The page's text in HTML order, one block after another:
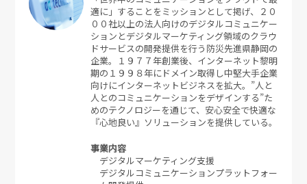
適に」することをミッションとして掲げ、２０
００社以上の法人向けのデジタルコミュニケー
ションとデジタルマーケティング領域のクラウ
ドサービスの開発提供を行う防災先進県静岡の
企業。１９７７年創業後、インターネット黎明
期の１９９８年にドメイン取得し中堅大手企業
向けにインターネットビジネスを拡大。”人と
人とのコミュニケーションをデザインする”た
めのテクノロジーを通じて、安心安全で快適な
『心地良い』ソリューションを提供している。
事業内容
デジタルマーケティング支援
デジタルコミュニケーションプラットフォー